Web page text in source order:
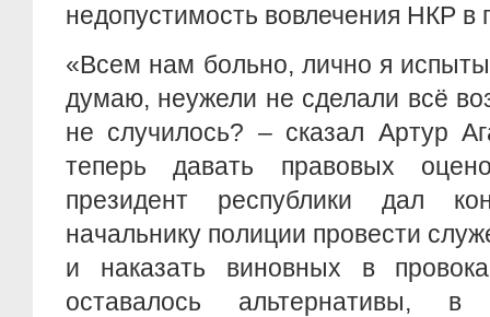
недопустимость вовлечения НКР
«Всем нам больно, лично я
думаю, неужели не сделали всё
не случилось? – сказал Артур
теперь давать правовых
президент республики дал
начальнику полиции провести
и наказать виновных в
оставалось альтернативы, в